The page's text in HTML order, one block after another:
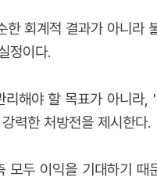
회계적 결과가 아니라
정이다.
해야 할 목표가 아니라
력한 처방전을 제시한다.
두 이익을 기대하기